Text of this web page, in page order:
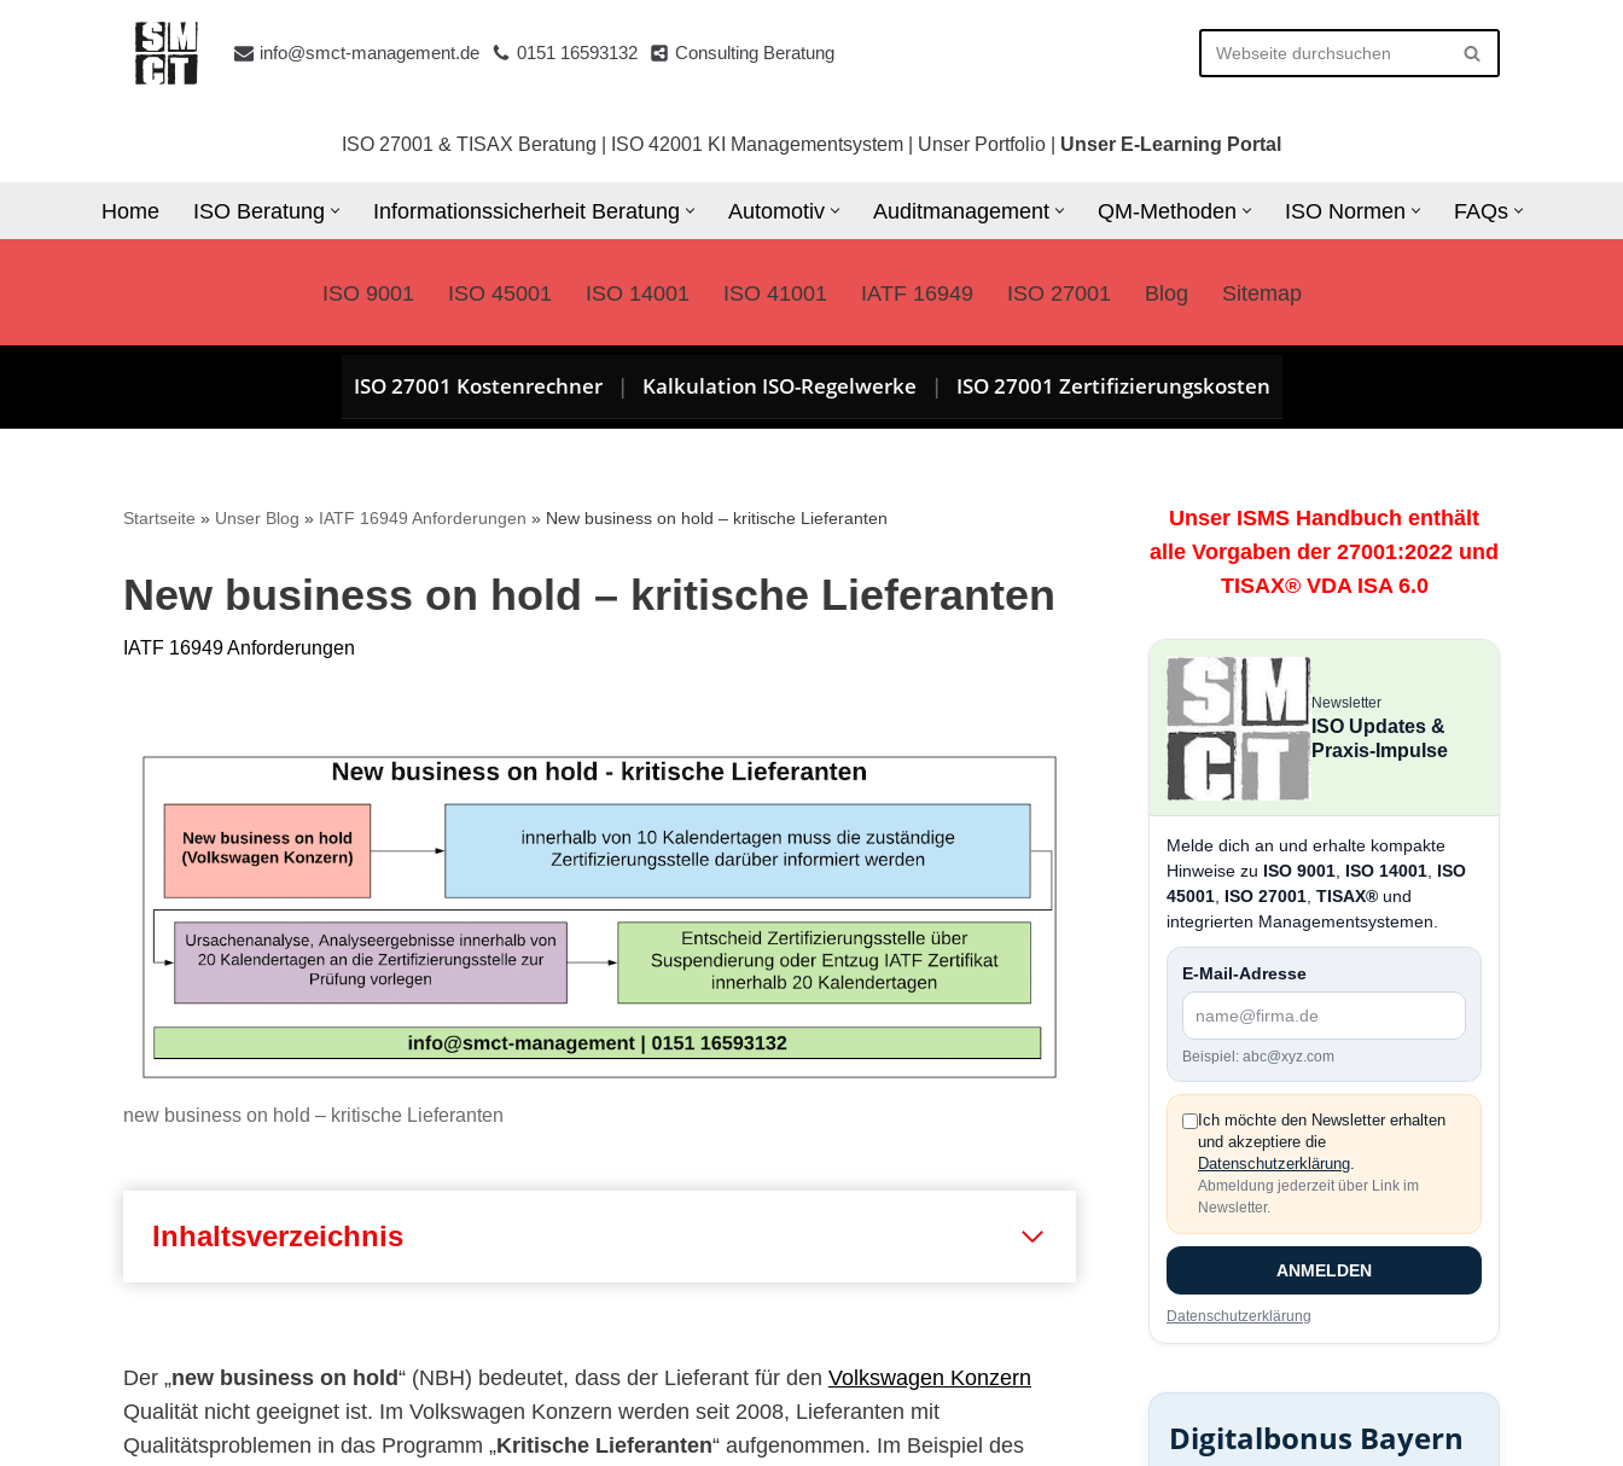
info@smct-management.de 0151 16593132 Consulting Beratung
ISO 27001 & TISAX Beratung ISO 42001 KI Managementsystem Unser Portfolio Unser E-Learning Portal
Home ISO Beratung Informationssicherheit Beratung Automotiv Auditmanagement QM-Methoden ISO Normen FAQs
ISO 9001 ISO 45001 ISO 14001 ISO 41001 IATF 16949 ISO 27001 Blog Sitemap
ISO 27001 Kostenrechner | Kalkulation ISO-Regelwerke | ISO 27001 Zertifizierungskosten
Startseite » Unser Blog » IATF 16949 Anforderungen » New business on hold – kritische Lieferanten
New business on hold – kritische Lieferanten
IATF 16949 Anforderungen
new business on hold – kritische Lieferanten
Inhaltsverzeichnis
Der „new business on hold“ (NBH) bedeutet, dass der Lieferant für den Volkswagen Konzern
Qualität nicht geeignet ist. Im Volkswagen Konzern werden seit 2008, Lieferanten mit
Qualitätsproblemen in das Programm „Kritische Lieferanten“ aufgenommen. Im Beispiel des
Unser ISMS Handbuch enthält
alle Vorgaben der 27001:2022 und
TISAX® VDA ISA 6.0
Newsletter
ISO Updates &
Praxis-Impulse
Melde dich an und erhalte kompakte
Hinweise zu ISO 9001 ISO 14001 ISO
45001 ISO 27001 TISAX® und
integrierten Managementsystemen.
E-Mail-Adresse
Beispiel: abc@xyz.com
Ich möchte den Newsletter erhalten
und akzeptiere die
Datenschutzerklärung.
Abmeldung jederzeit über Link im
Newsletter.
ANMELDEN
Datenschutzerklärung
Digitalbonus Bayern